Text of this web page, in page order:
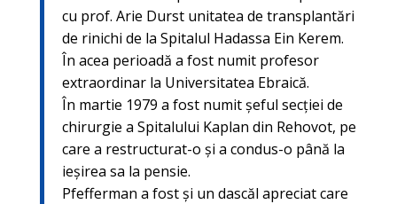
cu prof. Arie Durst unitatea de transplantări
de rinichi de la Spitalul Hadassa Ein Kerem.
În acea perioadă a fost numit profesor
extraordinar la Universitatea Ebraică.
În martie 1979 a fost numit şeful secției de
chirurgie a Spitalului Kaplan din Rehovot, pe
care a restructurat-o și a condus-o până la
ieșirea sa la pensie.
Pfefferman a fost și un dascăl apreciat care